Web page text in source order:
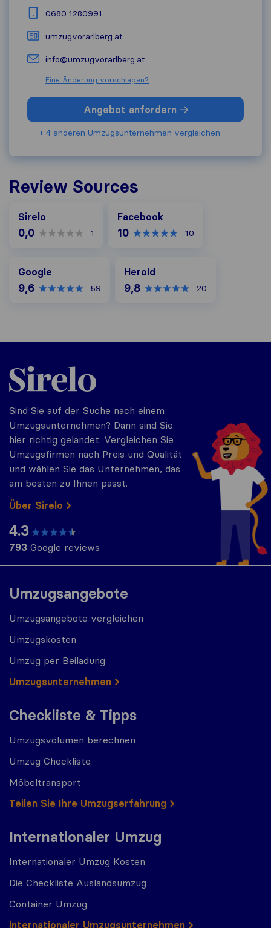
0680 1280991
umzugvorarlberg.at
info@umzugvorarlberg.at
Eine Änderung vorschlagen?
Angebot anfordern
+ 4 anderen Umzugs​unternehmen vergleichen
Review Sources
Sirelo
0,0 1
Facebook
10 10
Google
9,6 59
Herold
9,8 20
Umzugsangebote
Umzugsangebote vergleichen
Umzugskosten
Umzug per Beiladung
Umzugs​​unternehmen
Checkliste & Tipps
Umzugsvolumen berechnen
Umzug Checkliste
Möbeltransport
Teilen Sie Ihre Umzugserfahrung
Internationaler Umzug
Internationaler Umzug Kosten
Die Checkliste Auslandsumzug
Container Umzug
Internationaler Umzugsunternehmen
Sirelo.at
Sind Sie auf der Suche nach einem
Umzugsunternehmen? Dann sind Sie
hier richtig gelandet. Vergleichen Sie
Umzugsfirmen nach Preis und Qualität
und wählen Sie das Unternehmen, das
am besten zu Ihnen passt.
Über Sirelo
4.3
793 Google reviews